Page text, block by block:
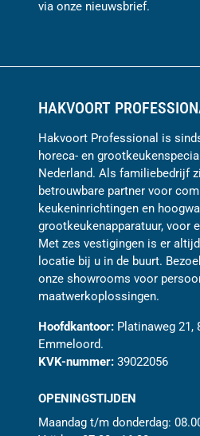
via onze nieuwsbrief.
HAKVOORT
Hakvoort Professional is
horeca- en
Nederland. Als familiebedrijf
betrouwbare partner voor
keukeninrichtingen en
grootkeukenapparatuur, voor
Met zes vestigingen is er
locatie bij u in de buurt.
onze showrooms voor
maatwerkoplossingen.
Hoofdkantoor: Platinaweg 21,
Emmeloord.
KVK-nummer: 39022056
OPENINGSTIJDEN
Maandag t/m donderdag: